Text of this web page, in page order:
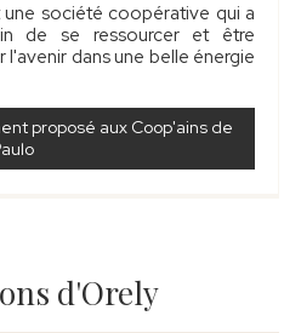
société coopérative qui a
de se ressourcer et être
dans une belle énergie
proposé aux Coop'ains de
d'Orely